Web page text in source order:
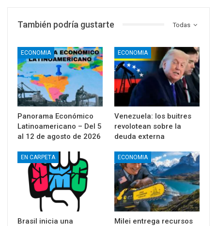
Todas
También podría gustarte
ECONOMIA
Panorama Económico
Latinoamericano – Del 5
al 12 de agosto de 2026
ECONOMIA
Venezuela: los buitres
revolotean sobre la
deuda externa
EN CARPETA
Brasil inicia una
ECONOMIA
Milei entrega recursos